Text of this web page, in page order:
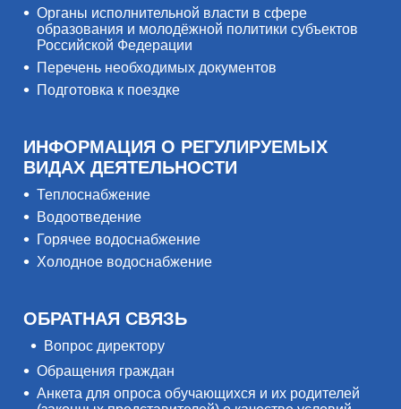
Органы исполнительной власти в сфере
образования и молодёжной политики субъектов
Российской Федерации
Перечень необходимых документов
Подготовка к поездке
ИНФОРМАЦИЯ О РЕГУЛИРУЕМЫХ
ВИДАХ ДЕЯТЕЛЬНОСТИ
Теплоснабжение
Водоотведение
Горячее водоснабжение
Холодное водоснабжение
ОБРАТНАЯ СВЯЗЬ
Вопрос директору
Обращения граждан
Анкета для опроса обучающихся и их родителей